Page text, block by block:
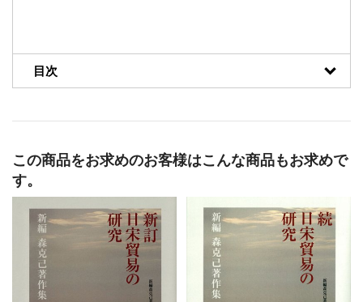
目次
この商品をお求めのお客様はこんな商品もお求めで
す。